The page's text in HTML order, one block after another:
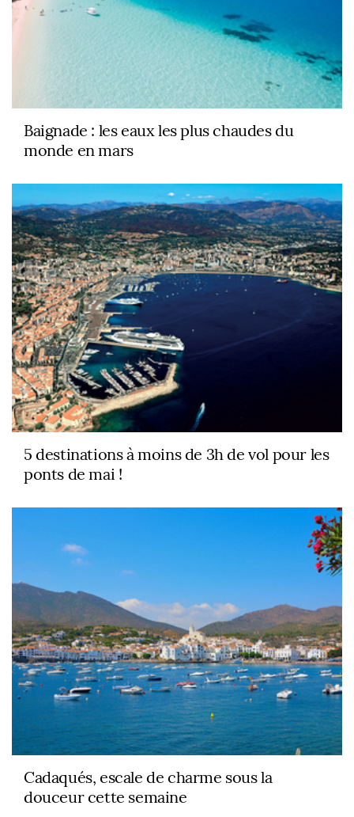
Baignade : les eaux les plus chaudes du
monde en mars
5 destinations à moins de 3h de vol pour les
ponts de mai !
Cadaqués, escale de charme sous la
douceur cette semaine